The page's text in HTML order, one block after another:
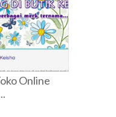
Online